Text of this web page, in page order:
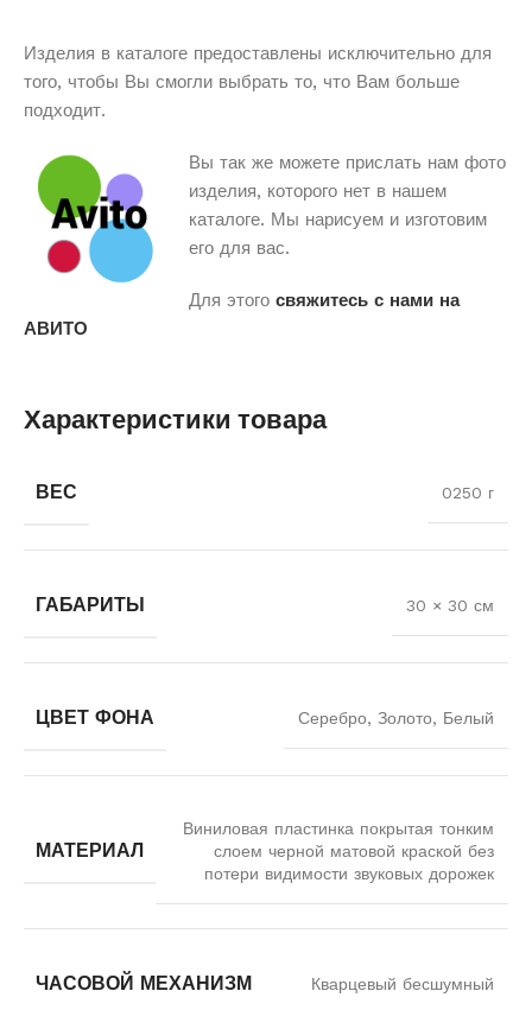
Изделия в каталоге предоставлены исключительно для
того, чтобы Вы смогли выбрать то, что Вам больше
подходит.
Вы так же можете прислать нам фото
изделия, которого нет в нашем
каталоге. Мы нарисуем и изготовим
его для вас.
Для этого свяжитесь с нами на
АВИТО
Характеристики товара
ВЕС 0250 г
ГАБАРИТЫ 30 × 30 см
ЦВЕТ ФОНА Серебро, Золото, Белый
МАТЕРИАЛ
Виниловая пластинка покрытая тонким
слоем черной матовой краской без
потери видимости звуковых дорожек
ЧАСОВОЙ МЕХАНИЗМ Кварцевый бесшумный